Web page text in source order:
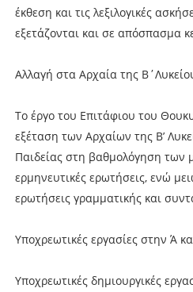
έκθεση και τις λεξιλογικές
εξετάζονται και σε απόσπασμα
Αλλαγή στα Αρχαία της
Το έργο του Επιτάφιου του
εξέταση των Αρχαίων της Β’
Παιδείας στη βαθμολόγηση των
ερμηνευτικές ερωτήσεις, ενώ
ερωτήσεις γραμματικής και
Υποχρεωτικές εργασίες στην Ά
Υποχρεωτικές δημιουργικές